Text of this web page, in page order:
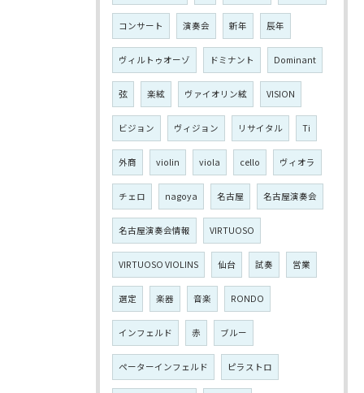
コンサート 演奏会 新年 辰年
ヴィルトゥオーゾ ドミナント Dominant
弦 楽絃 ヴァイオリン絃 VISION
ビジョン ヴィジョン リサイタル Ti
外商 violin viola cello ヴィオラ
チェロ nagoya 名古屋 名古屋演奏会
名古屋演奏会情報 VIRTUOSO
VIRTUOSO VIOLINS 仙台 試奏 営業
選定 楽器 音楽 RONDO
インフェルド 赤 ブルー
ペーターインフェルド ピラストロ